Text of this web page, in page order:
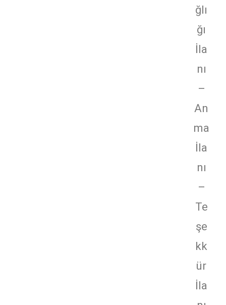
ğlı
ğı
İla
nı
–
An
ma
İla
nı
–
Te
şe
kk
ür
İla